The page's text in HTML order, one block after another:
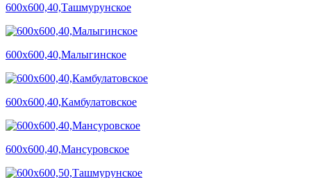
600х600,40,Ташмурунское
600х600,40,Малыгинское
600х600,40,Камбулатовское
600х600,40,Мансуровское